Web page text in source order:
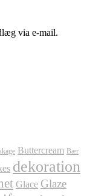
via e-mail.
Buttercream Bær
dekoration
Glace Glaze